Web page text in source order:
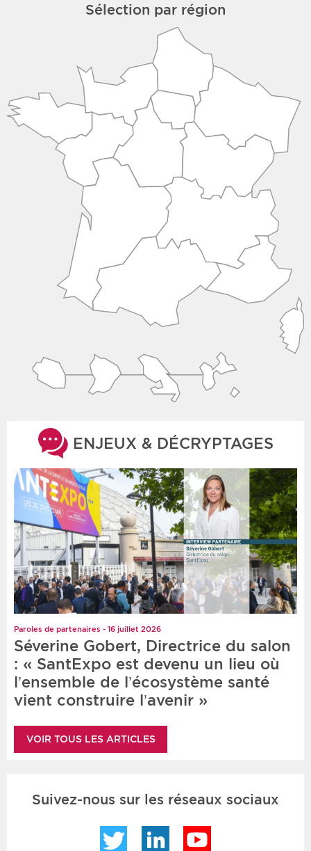
Sélection par région
ENJEUX & DÉCRYPTAGES
Paroles de partenaires - 16 juillet 2026
Séverine Gobert, Directrice du salon
: « SantExpo est devenu un lieu où
l’ensemble de l’écosystème santé
vient construire l’avenir »
VOIR TOUS LES ARTICLES
Suivez-nous sur les réseaux sociaux
Twitter LinkedIn